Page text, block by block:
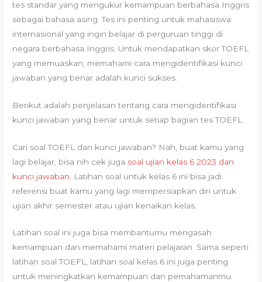
tes standar yang mengukur kemampuan berbahasa Inggris
sebagai bahasa asing. Tes ini penting untuk mahasiswa
internasional yang ingin belajar di perguruan tinggi di
negara berbahasa Inggris. Untuk mendapatkan skor TOEFL
yang memuaskan, memahami cara mengidentifikasi kunci
jawaban yang benar adalah kunci sukses.
Berikut adalah penjelasan tentang cara mengidentifikasi
kunci jawaban yang benar untuk setiap bagian tes TOEFL.
Cari soal TOEFL dan kunci jawaban? Nah, buat kamu yang
lagi belajar, bisa nih cek juga soal ujian kelas 6 2023 dan
kunci jawaban . Latihan soal untuk kelas 6 ini bisa jadi
referensi buat kamu yang lagi mempersiapkan diri untuk
ujian akhir semester atau ujian kenaikan kelas.
Latihan soal ini juga bisa membantumu mengasah
kemampuan dan memahami materi pelajaran. Sama seperti
latihan soal TOEFL, latihan soal kelas 6 ini juga penting
untuk meningkatkan kemampuan dan pemahamanmu